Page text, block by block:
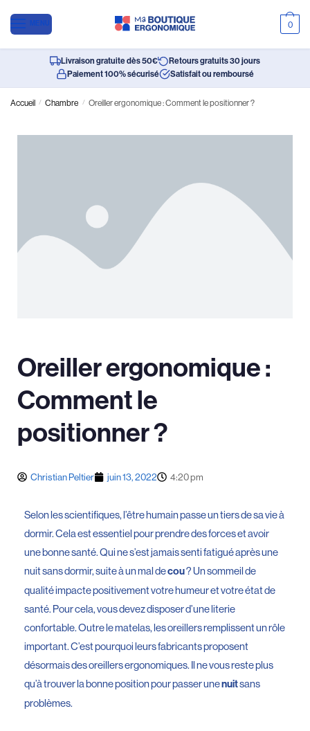
MENU 0
Livraison gratuite dès 50€
Retours gratuits 30 jours
Paiement 100% sécurisé
Satisfait ou remboursé
Accueil / Chambre / Oreiller ergonomique : Comment le positionner ?
Oreiller ergonomique :
Comment le
positionner ?
Christian Peltier juin 13, 2022 4:20 pm
Selon les scientifiques, l’être humain passe un tiers de sa vie à
dormir. Cela est essentiel pour prendre des forces et avoir
une bonne santé. Qui ne s’est jamais senti fatigué après une
nuit sans dormir, suite à un mal decou? Un sommeil de
qualité impacte positivement votre humeur et votre état de
santé. Pour cela, vous devez disposer d’une literie
confortable. Outre le matelas, les oreillers remplissent un rôle
important. C’est pourquoi leurs fabricants proposent
désormais des oreillers ergonomiques. Il ne vous reste plus
qu’à trouver la bonne position pour passer unenuitsans
problèmes.